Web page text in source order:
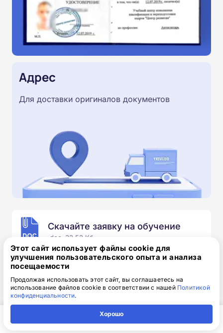
Адрес
Для доставки оригиналов документов
Скачайте заявку на обучение
.doc, 32.52 Кб
Скачайте шаблон, заполните и отправьте по
электронной почте
Обязательно укажите контактный номер телефон.
Наш специалист свяжется с вами и утонит все
детали.
Этот сайт использует файлы cookie для
улучшения пользовательского опыта и анализа
посещаемости
Продолжая использовать этот сайт, вы соглашаетесь на
использование файлов cookie в соответствии с нашей Политикой
конфиденциальности.
Хорошо